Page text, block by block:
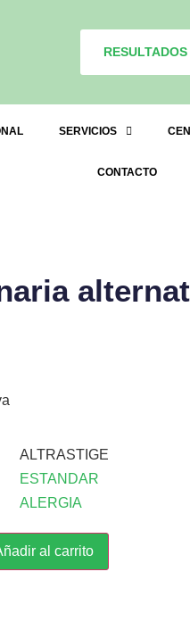
RESULTADOS
SERVICIOS
CONTACTO
ALTRASTIGE
ESTANDAR
ALERGIA
al carrito